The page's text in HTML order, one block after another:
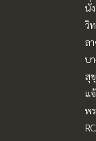
นั่
วิ
ล
บ
สุ
แ
พ